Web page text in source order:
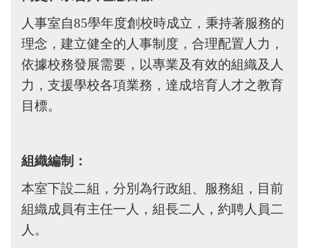
人事室自85學年度創校時成立，秉持著服務的
理念，建立健全的人事制度，合理配置人力，
依據校務發展需要，以專業及有效的組織及人
力，支援學校各項業務，達成培育人才之教育
目標。
組織編制：
本室下設二組，分別為行政組、服務組，目前
組織成員有主任一人，組長二人，約聘人員二
人。